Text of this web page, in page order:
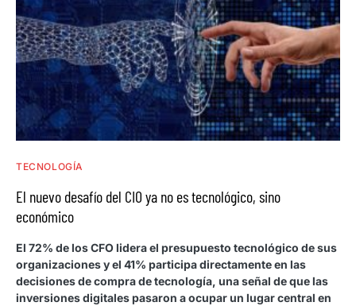
TECNOLOGÍA
El nuevo desafío del CIO ya no es tecnológico, sino
económico
El 72% de los CFO lidera el presupuesto tecnológico de sus
organizaciones y el 41% participa directamente en las
decisiones de compra de tecnología, una señal de que las
inversiones digitales pasaron a ocupar un lugar central en